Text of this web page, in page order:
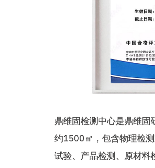
鼎维固检测中心是鼎维
约1500㎡，包含物理检
试验、产品检测、原材料